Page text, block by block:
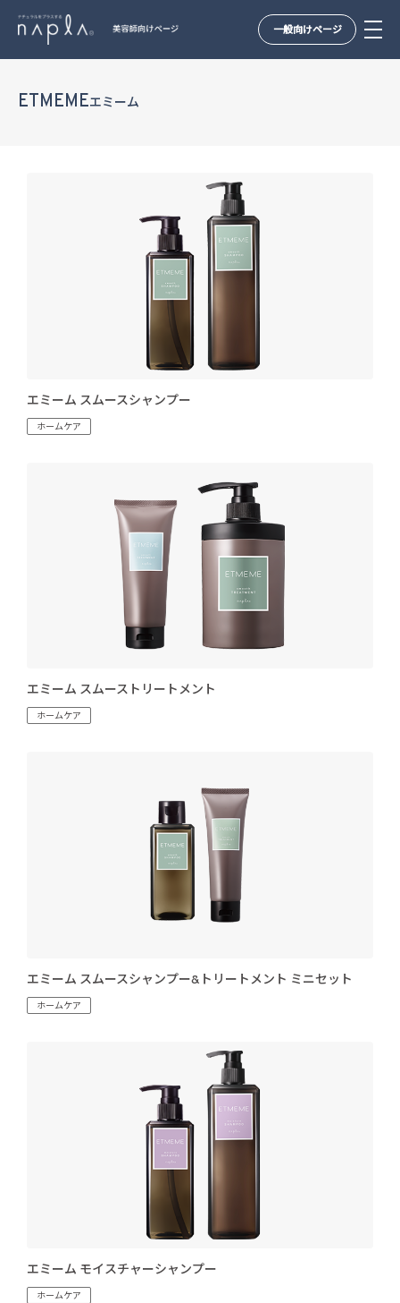
一般向けページ
ETMEMEエミーム
エミーム スムースシャンプー
ホームケア
エミーム スムーストリートメント
ホームケア
エミーム スムースシャンプー&トリートメント ミニセット
ホームケア
エミーム モイスチャーシャンプー
ホームケア